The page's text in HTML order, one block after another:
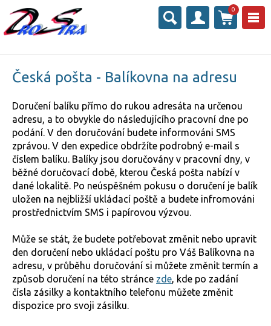
0
Česká pošta - Balíkovna na adresu
Doručení balíku přímo do rukou adresáta na určenou
adresu, a to obvykle do následujícího pracovní dne po
podání. V den doručování budete informováni SMS
zprávou. V den expedice obdržíte podrobný e-mail s
číslem balíku. Balíky jsou doručovány v pracovní dny, v
běžné doručovací době, kterou Česká pošta nabízí v
dané lokalitě. Po neúspěšném pokusu o doručení je balík
uložen na nejbližší ukládací poště a budete infromováni
prostřednictvím SMS i papírovou výzvou.
Může se stát, že budete potřebovat změnit nebo upravit
den doručení nebo ukládací poštu pro Váš Balíkovna na
adresu, v průběhu doručování si můžete změnit termín a
způsob doručení na této stránce zde, kde po zadání
čísla zásilky a kontaktního telefonu můžete změnit
dispozice pro svoji zásilku.